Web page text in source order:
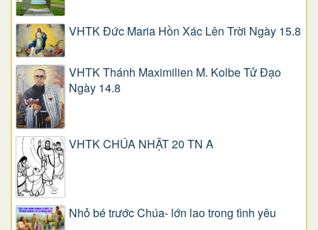
VHTK Đức Maria Hồn Xác Lên Trời Ngày 15.8
VHTK Thánh Maximilien M. Kolbe Tử Đạo
Ngày 14.8
VHTK CHÚA NHẬT 20 TN A
Nhỏ bé trước Chúa- lớn lao trong tình yêu